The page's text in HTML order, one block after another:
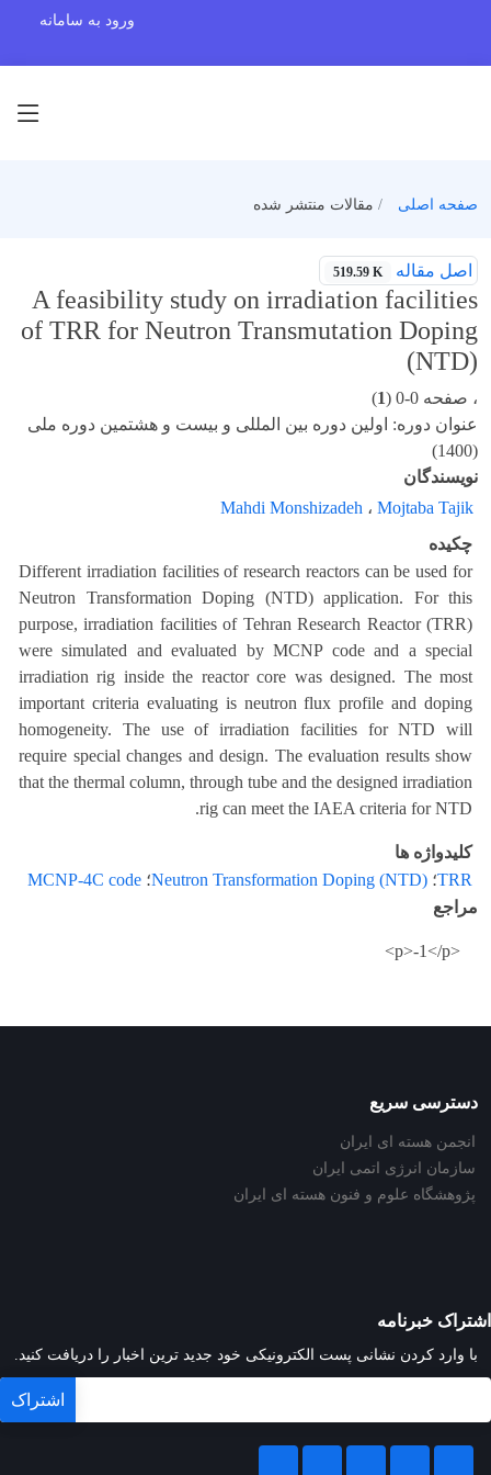
ورود به سامانه
صفحه اصلی مقالات منتشر شده
اصل مقاله 519.59 K
A feasibility study on irradiation facilities
of TRR for Neutron Transmutation Doping
(NTD)
، صفحه 0-0 ( 1
)
عنوان دوره: اولین دوره بین المللی و بیست و هشتمین دوره ملی
(1400)
نویسندگان
Mahdi Monshizadeh ، Mojtaba Tajik
چکیده
Different irradiation facilities of research reactors can be used for
Neutron Transformation Doping (NTD) application. For this
purpose, irradiation facilities of Tehran Research Reactor (TRR)
were simulated and evaluated by MCNP code and a special
irradiation rig inside the reactor core was designed. The most
important criteria evaluating is neutron flux profile and doping
homogeneity. The use of irradiation facilities for NTD will
require special changes and design. The evaluation results show
that the thermal column, through tube and the designed irradiation
rig can meet the IAEA criteria for NTD.
کلیدواژه ها
TRR؛ Neutron Transformation Doping (NTD)؛ MCNP-4C code
مراجع
<p>-1</p>
دسترسی سریع
انجمن هسته ای ایران
سازمان انرژی اتمی ایران
پژوهشگاه علوم و فنون هسته ای ایران
اشتراک خبرنامه
با وارد کردن نشانی پست الکترونیکی خود جدید ترین اخبار را دریافت کنید.